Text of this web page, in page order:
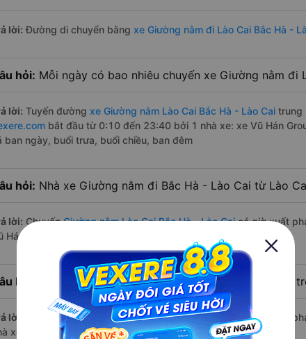
lời: Đường di chuyển bằng xe Giường nằm đi Lào Cai Bắc Hà -
hỏi: Mỗi ngày có bao nhiêu chuyến xe Giường nằm đi
lời: Tuyến đường xe Giường nằm Lào Cai Bắc Hà - Lào Cai trung
bắt đầu từ 0:10 đến 23:40 bởi 1 nhà xe: xe Vũ Hán
ban ngày, buổi trưa, buổi chiều, ban đêm
hỏi: Nhà xe Giường nằm đi Bắc Hà - Lào Cai từ Lào
lời: ChuyếnGiường nằm Lào Cai Bắc Hà - Lào Caicó giờ xuất
Hán Group.
hỏi: Nhà xe đi Bắc Hà - Lào Cai từ Lào Cai nào chạy
lời: ChuyếnGiường nằm Lào Cai Bắc Hà - Lào Caicó giờ xuất
xe Vũ Hán Group.